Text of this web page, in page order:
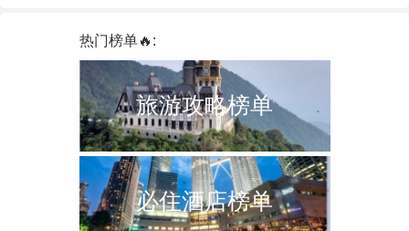
热门榜单🔥:
旅游攻略榜单
必住酒店榜单